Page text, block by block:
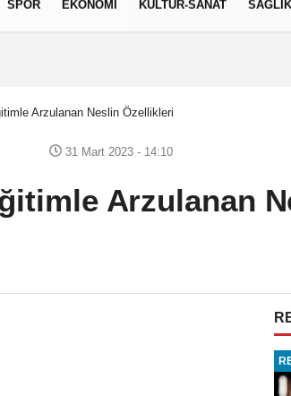
SPOR EKONOMİ KÜLTÜR-SANAT SAĞLIK
Arzulanan Neslin Özellikleri
31 Mart 2023 - 14:10
Arzulanan